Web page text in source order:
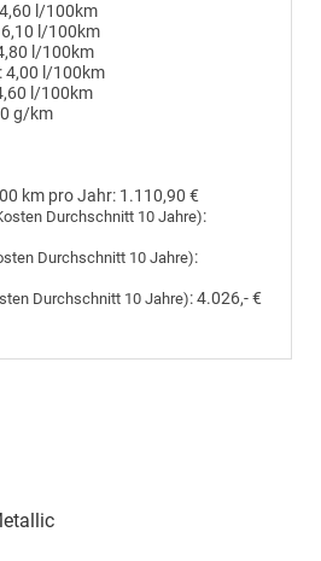
4,60 l/100km
6,10 l/100km
l/100km
4,00 l/100km
l/100km
g/km
km pro Jahr: 1.110,90 €
Durchschnitt 10 Jahre):
Durchschnitt 10 Jahre):
Durchschnitt 10 Jahre):4.026,- €